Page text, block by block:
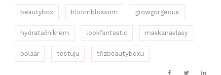
beautybox bloomblossom growgorgeous
hydratačníkrém lookfantastic maskanavlasy
polaar testuju třizbeautyboxu